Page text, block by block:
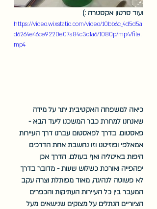
ועוד סרטון אקסטרה :)
https://video.wixstatic.com/video/10bb6c_4d5d5a
d6264e46ce9220e07a84c3c1a6/1080p/mp4/file.
mp4
כיאה למשפחה האקטיבית יתר על מידה
שאנחנו למחרת כבר המשכנו ליעד הבא -
פאסטום. בדרך לפאסטום עברנו דרך העיירות
אמאלפי ופוזיטנו וזו נחשבת אחת הדרכים
היפות באיטליה ואף בעולם. הדרך אכן
יפהפייה ואורכת כשלוש שעות - מדובר בדרך
לא פשוטה לנהיגה, מאוד מפותלת וצרה עקב
המעבר בין כל העיירות העתיקות והכפרים
הציוריים הנתלים על מצוקים שנישאים מעל